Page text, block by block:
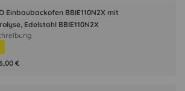
Einbaubackofen BBIE110N2X mit
Edelstahl BBIE110N2X
€